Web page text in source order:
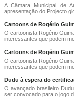
A Câmara Municipal de
apresentação do Projecto
Cartoons de Rogério
O cartoonista Rogério
interessantes que podem
Cartoons de Rogério
O cartoonista Rogério
interessantes que podem
Dudu à espera do
O avançado brasileiro
ser convocado para o jogo